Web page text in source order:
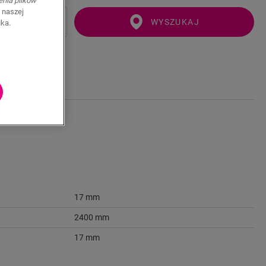
WYSZUKAJ
17 mm
2400 mm
17 mm